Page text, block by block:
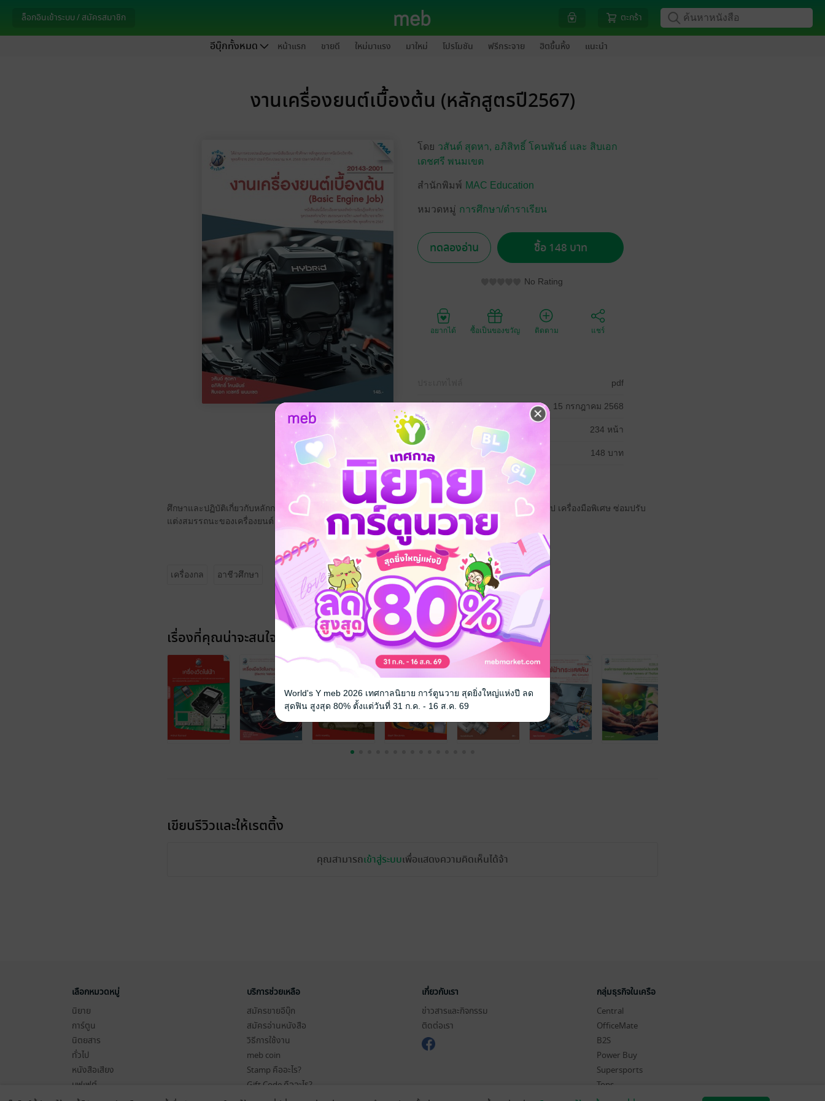
ล็อกอินเข้าระบบ / สมัครสมาชิก ตะกร้า
อีบุ๊กทั้งหมด หน้าแรก ขายดี ใหม่มาแรง มาใหม่ โปรโมชัน ฟรีกระจาย ฮิตขึ้นหิ้ง แนะนำ
งานเครื่องยนต์เบื้องต้น (หลักสูตรปี2567)
โดย วสันต์ สุดหา, อภิสิทธิ์ โคนพันธ์ และ สิบเอก
เดชศรี พนมเขต
สำนักพิมพ์ MAC Education
หมวดหมู่ การศึกษา/ตำราเรียน
ทดลองอ่าน ซื้อ 148 บาท
No Rating
อยากได้ ซื้อเป็นของขวัญ ติดตาม แชร์
pdf
15 กรกฎาคม 2568
ความยาว 234 หน้า
ราคาปก 148 บาท
ศึกษาและปฏิบัติเกี่ยวกับหลักการทำงานของเครื่องยนต์และเครื่องมือซ่อมในงานยานยนต์ ใช้เครื่องมือทั่วไป เครื่องมือพิเศษ ซ่อมปรับ
แต่งสมรรถนะของเครื่องยนต์ ความปลอดภัยในการปฏิบัติงานและการบำรุงรักษาตามคู่มือ
เครื่องกล อาชีวศึกษา
เรื่องที่คุณน่าจะสนใจ
เขียนรีวิวและให้เรตติ้ง
คุณสามารถเข้าสู่ระบบเพื่อแสดงความคิดเห็นได้จ้า
เลือกหมวดหมู่
นิยาย
การ์ตูน
นิตยสาร
ทั่วไป
หนังสือเสียง
บุฟเฟต์
บริการช่วยเหลือ
สมัครขายอีบุ๊ก
สมัครอ่านหนังสือ
วิธีการใช้งาน
meb coin
Stamp คืออะไร?
Gift Code คืออะไร?
เกี่ยวกับเรา
ข่าวสารและกิจกรรม
ติดต่อเรา
กลุ่มธุรกิจในเครือ
Central
OfficeMate
B2S
Power Buy
Supersports
Tops
World's Y meb 2026 เทศกาลนิยาย การ์ตูนวาย สุดยิ่งใหญ่แห่งปี ลด
สุดฟิน สูงสุด 80% ตั้งแต่วันที่ 31 ก.ค. - 16 ส.ค. 69